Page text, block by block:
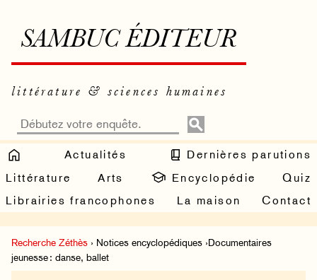
SAMBUC ÉDITEUR
littérature & sciences humaines
Actualités
Dernières parutions
Littérature
Arts Encyclopédie
Quiz
Librairies francophones
La maison Contact
Recherche Zéthès › Notices encyclopédiques ›Documentaires
jeunesse : danse, ballet